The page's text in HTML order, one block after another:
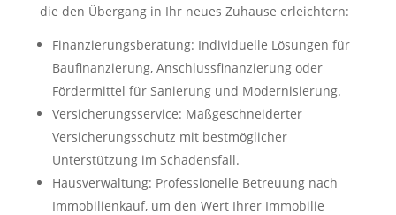
die den Übergang in Ihr neues Zuhause erleichtern:
Finanzierungsberatung: Individuelle Lösungen für
Baufinanzierung, Anschlussfinanzierung oder
Fördermittel für Sanierung und Modernisierung.
Versicherungsservice: Maßgeschneiderter
Versicherungsschutz mit bestmöglicher
Unterstützung im Schadensfall.
Hausverwaltung: Professionelle Betreuung nach
Immobilienkauf, um den Wert Ihrer Immobilie